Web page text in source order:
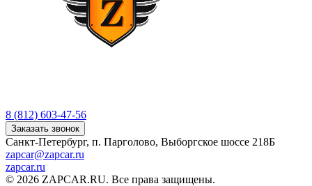
8 (812) 603-47-56
Заказать звонок
Санкт-Петербург, п. Парголово, Выборгское шоссе 218Б
zapcar@zapcar.ru
zapcar.ru
© 2026 ZAPCAR.RU. Все права защищены.